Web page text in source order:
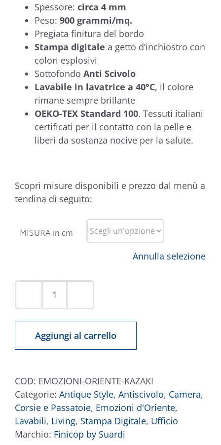
Spessore: circa 4 mm
Peso: 900 grammi/mq.
Pregiata finitura del bordo
Stampa digitale a getto d’inchiostro con
colori esplosivi
Sottofondo Anti Scivolo
Lavabile in lavatrice a 40°C, il colore
rimane sempre brillante
OEKO-TEX Standard 100. Tessuti italiani
certificati per il contatto con la pelle e
liberi da sostanza nocive per la salute.
Scopri misure disponibili e prezzo dal menù a
tendina di seguito:
MISURA in cm
Annulla selezione
Tappeto
Kazaki
quantità
Aggiungi al carrello
COD: EMOZIONI-ORIENTE-KAZAKI
Categorie: Antique Style, Antiscivolo, Camera,
Corsie e Passatoie, Emozioni d'Oriente,
Lavabili, Living, Stampa Digitale, Ufficio
Marchio: Finicop by Suardi